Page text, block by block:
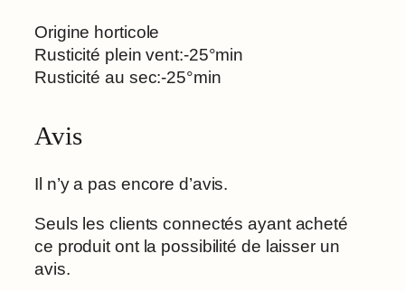
e
r
t
m
n
e
r
s
Origine horticole
Rusticité plein vent:-25°min
Rusticité au sec:-25°min
Avis
Il n’y a pas encore d’avis.
Seuls les clients connectés ayant acheté
ce produit ont la possibilité de laisser un
avis.